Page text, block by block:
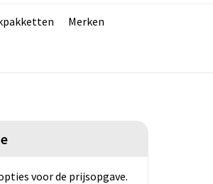
Merken
voor de prijsopgave.